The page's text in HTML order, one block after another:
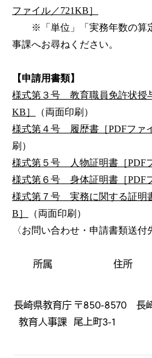
ファイル／721KB］
※「単位」「実務年数の算定
事課へお尋ねください。
【申請用書類】
様式第３号 教育職員免許状授
KB］
（両面印刷）
様式第４号 履歴書［PDFファ
刷）
様式第５号 人物証明書［PDF
様式第６号 身体証明書［PDF
様式第７号 実務に関する証明
B］
（両面印刷）
〈お問い合わせ・申請書類送付
所属 住所
長崎県教育庁
教育人事課
〒850-8570 長
尾上町3-1